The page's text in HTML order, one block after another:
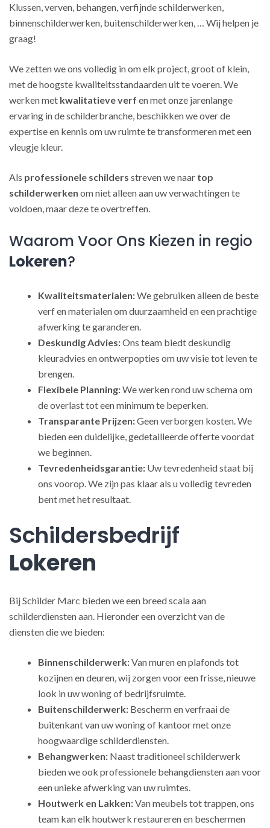
Klussen, verven, behangen, verfijnde schilderwerken,
binnenschilderwerken, buitenschilderwerken, … Wij helpen je
graag!
We zetten we ons volledig in om elk project, groot of klein,
met de hoogste kwaliteitsstandaarden uit te voeren. We
werken met kwalitatieve verf en met onze jarenlange
ervaring in de schilderbranche, beschikken we over de
expertise en kennis om uw ruimte te transformeren met een
vleugje kleur.
Als professionele schilders streven we naar top
schilderwerken om niet alleen aan uw verwachtingen te
voldoen, maar deze te overtreffen.
Waarom Voor Ons Kiezen in regio
Lokeren?
Kwaliteitsmaterialen:We gebruiken alleen de beste
verf en materialen om duurzaamheid en een prachtige
afwerking te garanderen.
Deskundig Advies:Ons team biedt deskundig
kleuradvies en ontwerpopties om uw visie tot leven te
brengen.
Flexibele Planning:We werken rond uw schema om
de overlast tot een minimum te beperken.
Transparante Prijzen:Geen verborgen kosten. We
bieden een duidelijke, gedetailleerde offerte voordat
we beginnen.
Tevredenheidsgarantie: Uw tevredenheid staat bij
ons voorop. We zijn pas klaar als u volledig tevreden
bent met het resultaat.
Schildersbedrijf
Lokeren
Bij Schilder Marc bieden we een breed scala aan
schilderdiensten aan. Hieronder een overzicht van de
diensten die we bieden:
Binnenschilderwerk:Van muren en plafonds tot
kozijnen en deuren, wij zorgen voor een frisse, nieuwe
look in uw woning of bedrijfsruimte.
Buitenschilderwerk: Bescherm en verfraai de
buitenkant van uw woning of kantoor met onze
hoogwaardige schilderdiensten.
Behangwerken: Naast traditioneel schilderwerk
bieden we ook professionele behangdiensten aan voor
een unieke afwerking van uw ruimtes.
Houtwerk en Lakken:Van meubels tot trappen, ons
team kan elk houtwerk restaureren en beschermen